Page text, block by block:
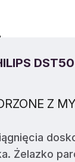
Z
Żelazko